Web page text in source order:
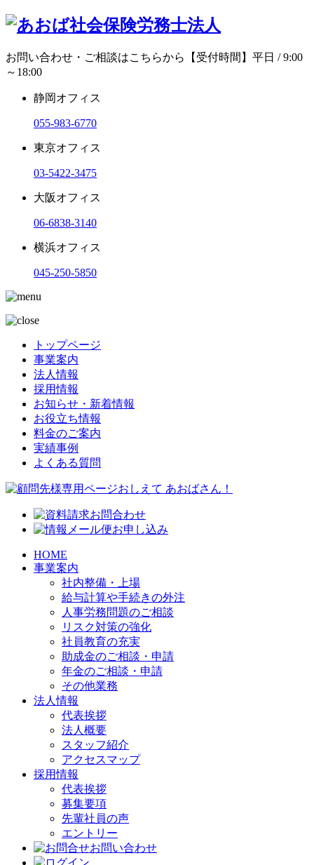
お問い合わせ・ご相談はこちらから
【受付時間】平日 / 9:00
～18:00
静岡オフィス
055-983-6770
東京オフィス
03-5422-3475
大阪オフィス
06-6838-3140
横浜オフィス
045-250-5850
トップページ
事業案内
法人情報
採用情報
お知らせ・新着情報
お役立ち情報
料金のご案内
実績事例
よくある質問
HOME
事業案内
社内整備・上場
給与計算や手続きの外注
人事労務問題のご相談
リスク対策の強化
社員教育の充実
助成金のご相談・申請
年金のご相談・申請
その他業務
法人情報
代表挨拶
法人概要
スタッフ紹介
アクセスマップ
採用情報
代表挨拶
募集要項
先輩社員の声
エントリー
お問い合わせ